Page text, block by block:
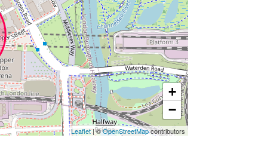
+
−
Leaflet| ©OpenStreetMapcontributors